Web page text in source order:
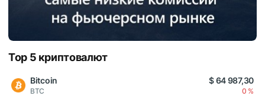
Top 5 криптовалют
Bitcoin
BTC
$ 64 987,30
0 %